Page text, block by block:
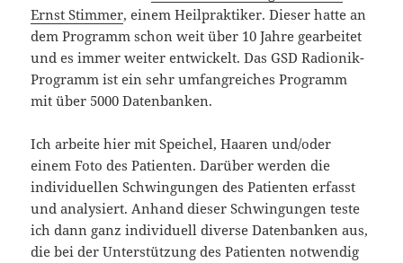
Ernst Stimmer, einem Heilpraktiker. Dieser hatte an
dem Programm schon weit über 10 Jahre gearbeitet
und es immer weiter entwickelt. Das GSD Radionik-
Programm ist ein sehr umfangreiches Programm
mit über 5000 Datenbanken.
Ich arbeite hier mit Speichel, Haaren und/oder
einem Foto des Patienten. Darüber werden die
individuellen Schwingungen des Patienten erfasst
und analysiert. Anhand dieser Schwingungen teste
ich dann ganz individuell diverse Datenbanken aus,
die bei der Unterstützung des Patienten notwendig